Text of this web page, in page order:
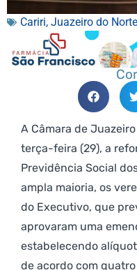
Cariri, Juazeiro do Norte
A Câmara de
terça-feira (29), a
Previdência Social
ampla maioria, os
do Executivo, que
aprovaram uma
estabelecendo
de acordo com